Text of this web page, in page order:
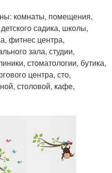
комнаты, помещения,
садика, школы,
фитнес центра,
зала, студии,
стоматологии, бутика,
центра, сто,
столовой, кафе,